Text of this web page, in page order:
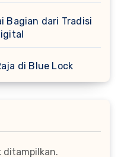
Bagian dari Tradisi
di Blue Lock
ditampilkan.